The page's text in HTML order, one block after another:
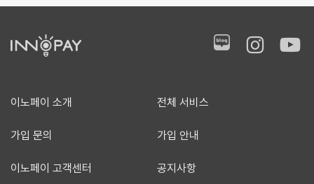
이노페이 소개 전체 서비스
가입 문의 가입 안내
이노페이 고객센터 공지사항